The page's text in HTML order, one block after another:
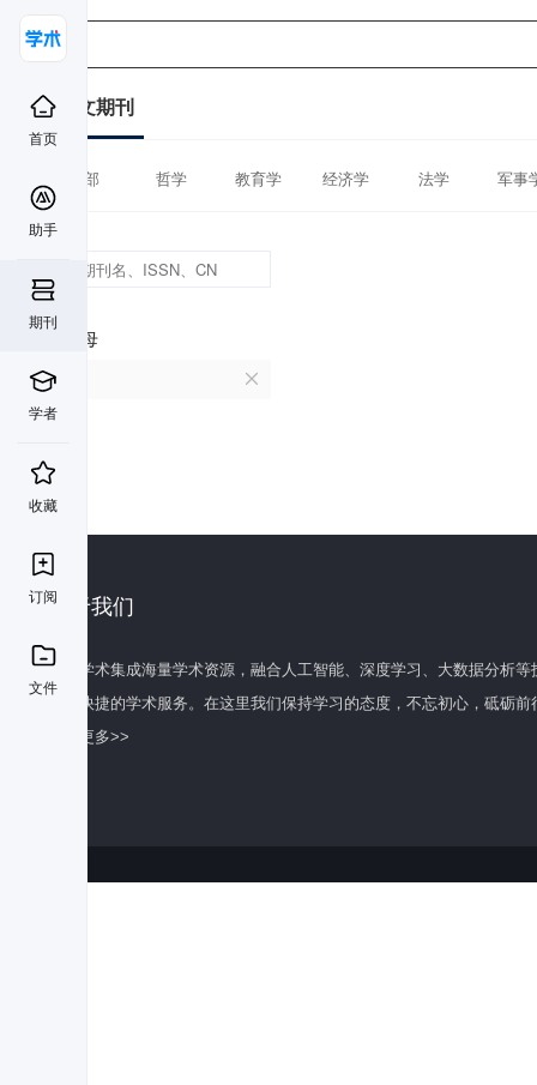
首页
助手
期刊
学者
收藏
订阅
文件
中文期刊
全部 哲学 教育学 经济学 法学 军事
首字母
R
关于我们
百度学术集成海量学术资源，融合人工智能、深度学习、大数据分析
全面快捷的学术服务。在这里我们保持学习的态度，不忘初心，砥砺前
了解更多>>